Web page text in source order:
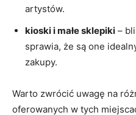
artystów.
kioski i małe sklepiki –
sprawia, że są one
zakupy.
Warto zwrócić uwagę na
oferowanych w tych